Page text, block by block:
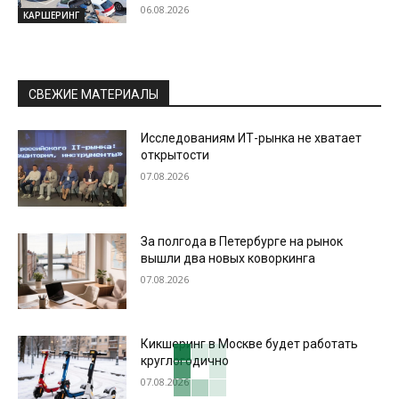
КАРШЕРИНГ 06.08.2026
СВЕЖИЕ МАТЕРИАЛЫ
Исследованиям ИТ-рынка не хватает
открытости
07.08.2026
За полгода в Петербурге на рынок
вышли два новых коворкинга
07.08.2026
Кикшеринг в Москве будет работать
круглогодично
07.08.2026